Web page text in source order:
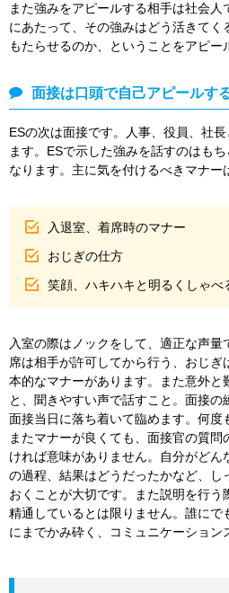
また強みをアピールする相手は社会
にあたって、その強みはどう活きてく
もたらせるのか、ということをアピー
面接は口頭で自己アピールす
ESの次は面接です。人事、役員、社
ます。ESで示した強みを話すのはも
なります。主に気を付けるべきマナー
入退室、着席時のマナー
おじぎの仕方
笑顔、ハキハキと明るくしゃべ
入室の際はノックをして、適正な声
席は相手が許可してから行う、おじ
本的なマナーがあります。また意外と
と、聞きやすい声で話すこと。面接の
面接当日に落ち着いて臨めます。何度
またマナーが良くても、面接官の質
ければ意味がありません。自分がど
の過程、結果はどうだったかなど、し
おくことが大切です。また説明を行う
精通しているとは限りません。誰にで
にまでかみ砕く、コミュニケーション